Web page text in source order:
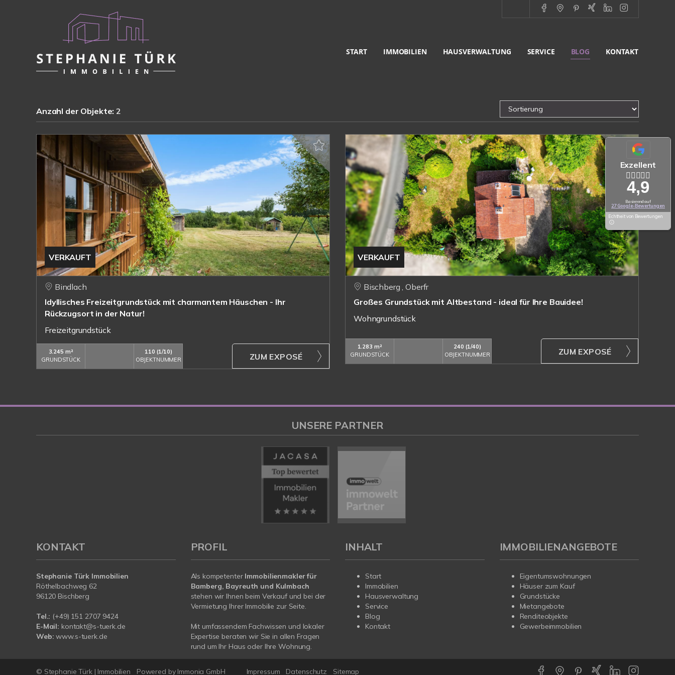
START IMMOBILIEN HAUSVERWALTUNG SERVICE BLOG KONTAKT
Anzahl der Objekte:2
VERKAUFT
Bindlach
Idyllisches Freizeitgrundstück mit charmantem Häuschen - Ihr
Rückzugsort in der Natur!
Freizeitgrundstück
3.245 m²
GRUNDSTÜCK
110 (1/10)
OBJEKTNUMMER
ZUM EXPOSÉ
VERKAUFT
Bischberg , Oberfr
Großes Grundstück mit Altbestand - ideal für Ihre Bauidee!
Wohngrundstück
1.283 m²
GRUNDSTÜCK
240 (1/40)
OBJEKTNUMMER
ZUM EXPOSÉ
Exzellent
4,9
Basierend auf
27 Google-Bewertungen
Echtheit von Bewertungen
UNSERE PARTNER
KONTAKT
Stephanie Türk Immobilien
Röthelbachweg 62
96120 Bischberg
Tel.: (+49) 151 2707 9424
E-Mail: kontakt@s-tuerk.de
Web: www.s-tuerk.de
PROFIL
Als kompetenter Immobilienmakler für
Bamberg, Bayreuth und Kulmbach
stehen wir Ihnen beim Verkauf und bei der
Vermietung Ihrer Immobilie zur Seite.
Mit umfassendem Fachwissen und lokaler
Expertise beraten wir Sie in allen Fragen
rund um Ihr Haus oder Ihre Wohnung.
INHALT
Start
Immobilien
Hausverwaltung
Service
Blog
Kontakt
IMMOBILIENANGEBOTE
Eigentumswohnungen
Häuser zum Kauf
Grundstücke
Mietangebote
Renditeobjekte
Gewerbeimmobilien
© Stephanie Türk | Immobilien Powered by Immonia GmbH Impressum Datenschutz Sitemap